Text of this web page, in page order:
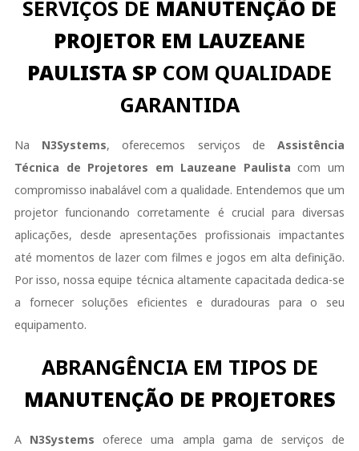
SERVIÇOS DE MANUTENÇÃO DE
PROJETOR EM LAUZEANE
PAULISTA SP COM QUALIDADE
GARANTIDA
Na N3Systems, oferecemos serviços deAssistência
Técnica de Projetores em Lauzeane Paulista com um
compromisso inabalável com a qualidade. Entendemos que um
projetor funcionando corretamente é crucial para diversas
aplicações, desde apresentações profissionais impactantes
até momentos de lazer com filmes e jogos em alta definição.
Por isso, nossa equipe técnica altamente capacitada dedica-se
a fornecer soluções eficientes e duradouras para o seu
equipamento.
ABRANGÊNCIA EM TIPOS DE
MANUTENÇÃO DE PROJETORES
A N3Systems oferece uma ampla gama de serviços de